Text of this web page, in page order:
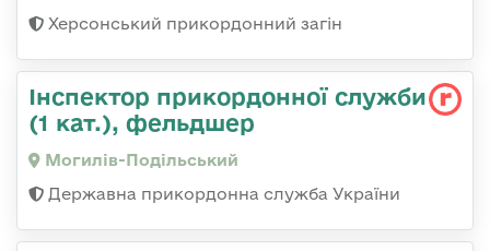
Херсонський прикордонний загін
Інспектор прикордонної служби
(1 кат.), фельдшер
Могилів-Подільський
Державна прикордонна служба України